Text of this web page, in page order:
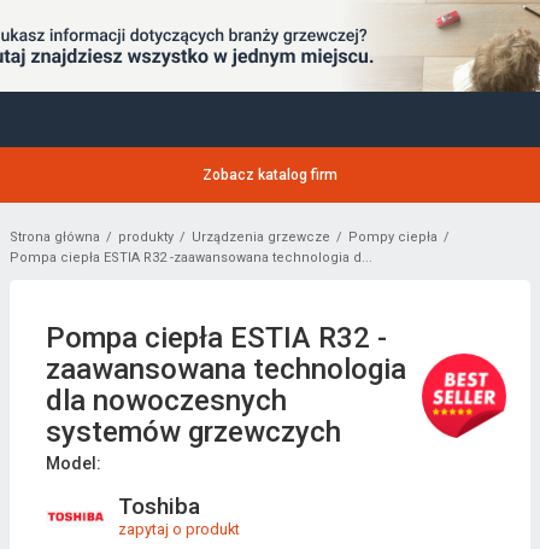
Zobacz katalog firm
Strona główna produkty Urządzenia grzewcze
Pompy ciepła
Pompa ciepła ESTIA R32 -zaawansowana technologia d...
Pompa ciepła ESTIA R32 -
zaawansowana technologia
dla nowoczesnych
systemów grzewczych
Model:
Toshiba
zapytaj o produkt